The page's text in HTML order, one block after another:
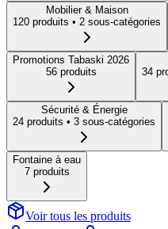
Mobilier & Maison
120 produits • 2 sous-catégories
Promotions Tabaski 2026
56produits
34
Sécurité & Énergie
24 produits • 3 sous-catégories
Fontaine à eau
7produits
Voir tous les produits